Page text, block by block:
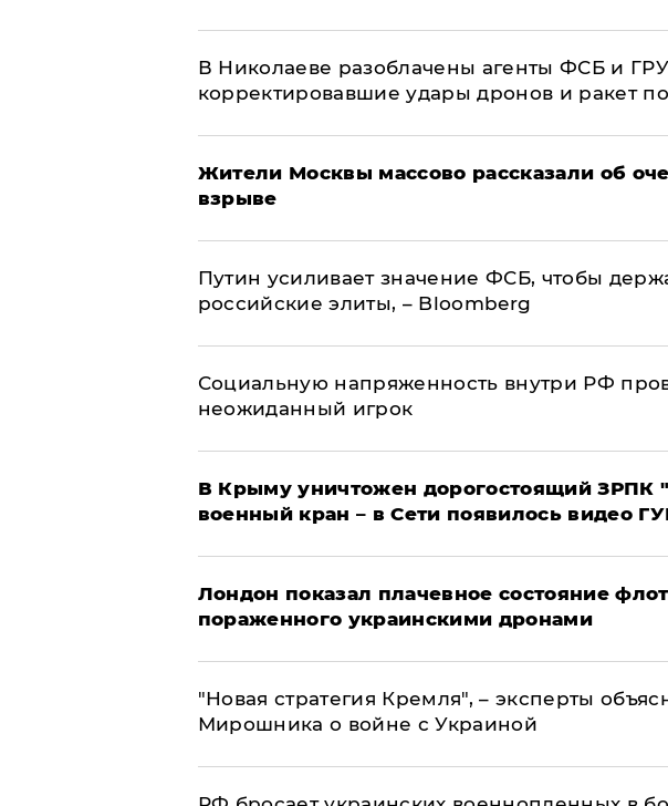
В Николаеве разоблачены агенты ФСБ и
корректировавшие удары дронов и ракет
Жители Москвы массово рассказали об
взрыве
Путин усиливает значение ФСБ, чтобы
российские элиты, – Bloomberg
Социальную напряженность внутри РФ
неожиданный игрок
В Крыму уничтожен дорогостоящий ЗРПК
военный кран – в Сети появилось видео
Лондон показал плачевное состояние
пораженного украинскими дронами
"Новая стратегия Кремля", – эксперты
Мирошника о войне с Украиной